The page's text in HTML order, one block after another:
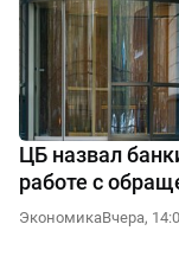
ЦБ назвал
работе с
ЭкономикаВчера,